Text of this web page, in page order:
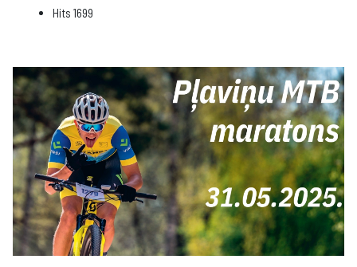
Hits 1699